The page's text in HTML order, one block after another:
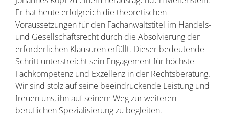
Er hat heute erfolgreich die theoretischen
Voraussetzungen für den Fachanwaltstitel im Handels-
und Gesellschaftsrecht durch die Absolvierung der
erforderlichen Klausuren erfüllt. Dieser bedeutende
Schritt unterstreicht sein Engagement für höchste
Fachkompetenz und Exzellenz in der Rechtsberatung.
Wir sind stolz auf seine beeindruckende Leistung und
freuen uns, ihn auf seinem Weg zur weiteren
beruflichen Spezialisierung zu begleiten.